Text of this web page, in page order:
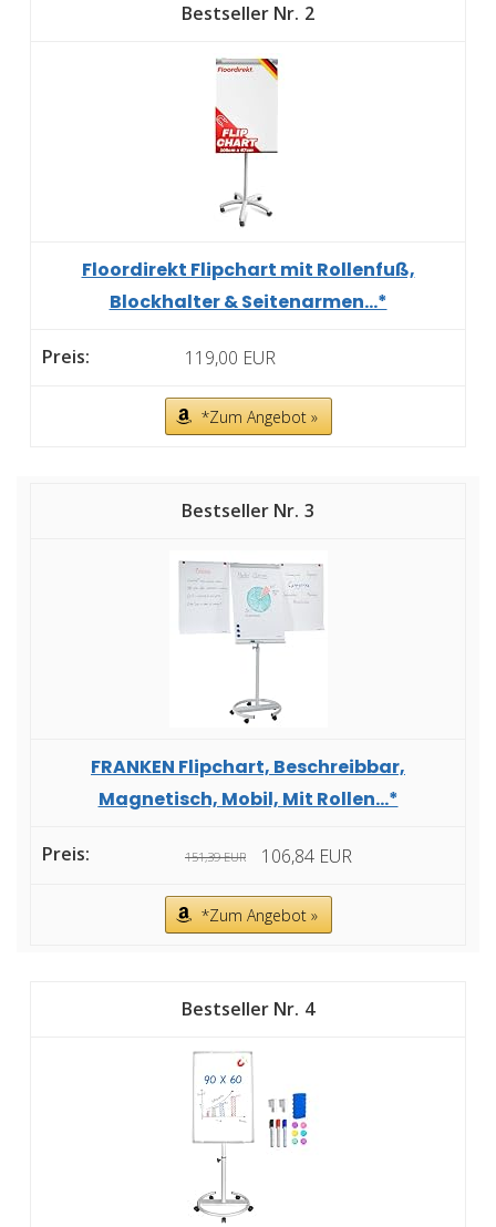
2
Floordirekt Flipchart mit Rollenfuß,
Blockhalter & Seitenarmen...*
119,00 EUR
*Zum Angebot »
3
FRANKEN Flipchart, Beschreibbar,
Magnetisch, Mobil, Mit Rollen...*
151,39 EUR 106,84 EUR
*Zum Angebot »
4